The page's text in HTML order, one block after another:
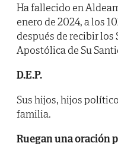
Ha fallecido en
enero de 2024, a los
después de recibir los
Apostólica de Su
D.E.P.
Sus hijos, hijos
familia.
Ruegan una oración